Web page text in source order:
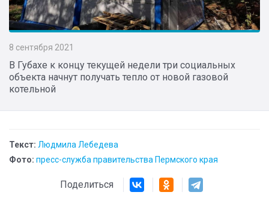
8 сентября 2021
В Губахе к концу текущей недели три социальных
объекта начнут получать тепло от новой газовой
котельной
Текст: Людмила Лебедева
Фото: пресс-служба правительства Пермского края
Поделиться